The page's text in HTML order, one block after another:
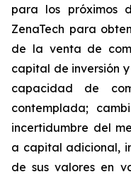
para los próximos
ZenaTech para
de la venta de
capital de inversión
capacidad de
contemplada;
incertidumbre del
a capital adicional,
de sus valores en